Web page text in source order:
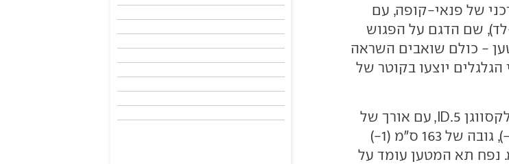
של פנאי-קופה, עם
שם הדגם על הפגוש
- כולם שואבים השראה
יוצעו בקוטר של
הממדים גדולים במעט מאלו של פולקסווגן ID.5, עם אורך של
463 ס"מ (3.5-), רוחב של 187 ס"מ (2-), גובה של 163 ס"מ (1-)
גלגלים דומה של 277 ס"מ. נפח תא המטען עומד על